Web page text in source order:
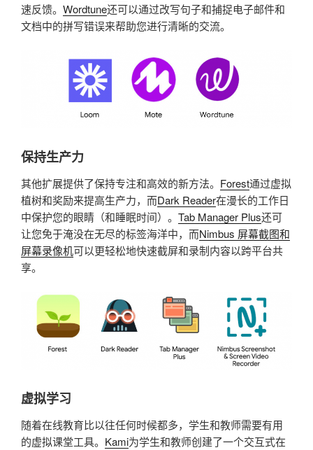
速反馈。 Wordtune还可以通过改写句子和捕捉电子邮件和
文档中的拼写错误来帮助您进行清晰的交流。
保持生产力
其他扩展提供了保持专注和高效的新方法。 Forest通过虚拟
植树和奖励来提高生产力，而Dark Reader在漫长的工作日
中保护您的眼睛（和睡眠时间）。 Tab Manager Plus还可
让您免于淹没在无尽的标签海洋中，而Nimbus 屏幕截图和
屏幕录像机可以更轻松地快速截屏和录制内容以跨平台共
享。
虚拟学习
随着在线教育比以往任何时候都多，学生和教师需要有用
的虚拟课堂工具。 Kami为学生和教师创建了一个交互式在